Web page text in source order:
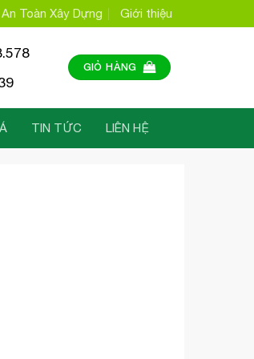
Toàn Xây Dựng Giới thiệu
GIỎ HÀNG
TIN TỨC LIÊN HỆ